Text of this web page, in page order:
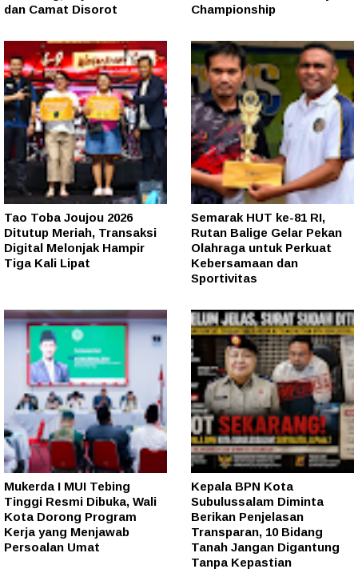
dan Camat Disorot
Championship
Tao Toba Joujou 2026
Ditutup Meriah, Transaksi
Digital Melonjak Hampir
Tiga Kali Lipat
Semarak HUT ke-81 RI,
Rutan Balige Gelar Pekan
Olahraga untuk Perkuat
Kebersamaan dan
Sportivitas
Mukerda I MUI Tebing
Tinggi Resmi Dibuka, Wali
Kota Dorong Program
Kerja yang Menjawab
Persoalan Umat
Kepala BPN Kota
Subulussalam Diminta
Berikan Penjelasan
Transparan, 10 Bidang
Tanah Jangan Digantung
Tanpa Kepastian